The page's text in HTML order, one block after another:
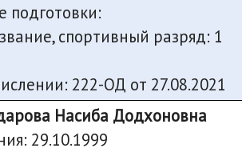
подготовки:
спортивный разряд: 1
222-ОД от 27.08.2021
Насиба Додхоновна
29.10.1999